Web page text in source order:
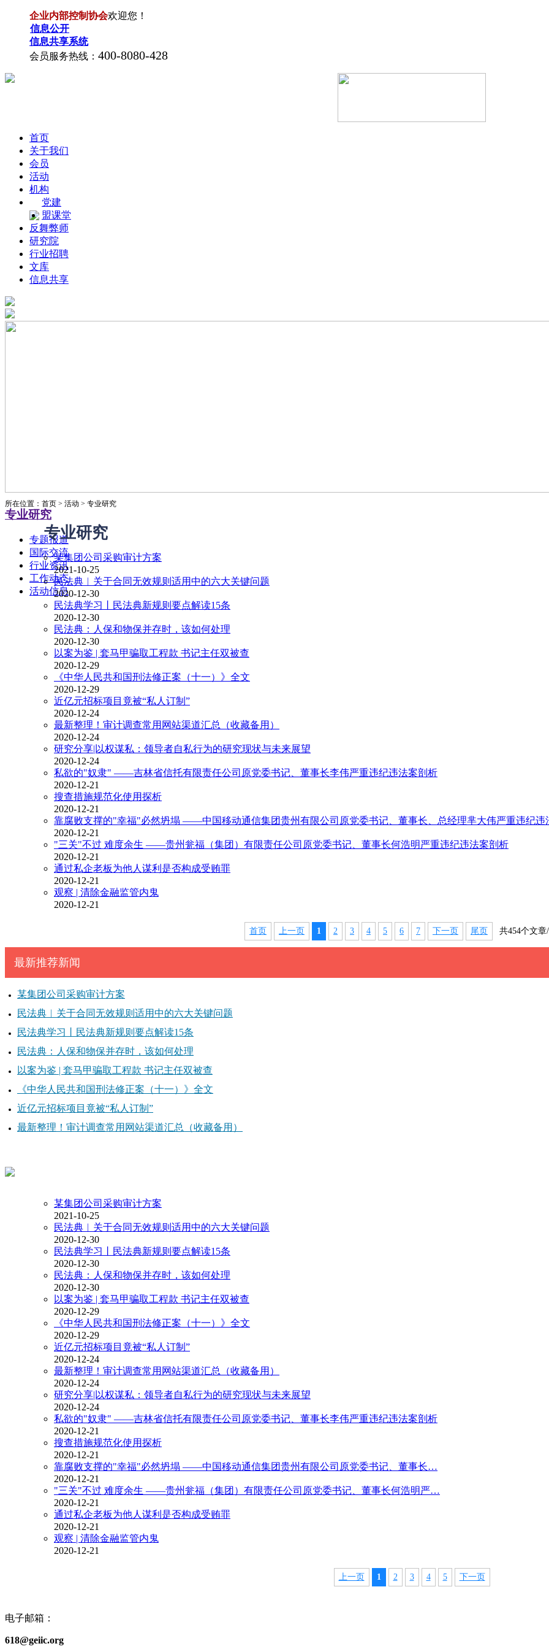
企业内部控制协会欢迎您！
信息公开
信息共享系统
会员服务热线： 400-8080-428
首页
关于我们
会员
活动
机构
党建
盟课堂
反舞弊师
研究院
行业招聘
文库
信息共享
专业研究
专题报道
国际交流
行业资讯
工作动态
活动信息
所在位置：首页 > 活动 > 专业研究
专业研究
某集团公司采购审计方案
2021-10-25
民法典︱关于合同无效规则适用中的六大关键问题
2020-12-30
民法典学习丨民法典新规则要点解读15条
2020-12-30
民法典：人保和物保并存时，该如何处理
2020-12-30
以案为鉴 | 套马甲骗取工程款 书记主任双被查
2020-12-29
《中华人民共和国刑法修正案（十一）》全文
2020-12-29
近亿元招标项目竟被“私人订制”
2020-12-24
最新整理！审计调查常用网站渠道汇总（收藏备用）
2020-12-24
研究分享|以权谋私：领导者自私行为的研究现状与未来展望
2020-12-24
私欲的"奴隶" ——吉林省信托有限责任公司原党委书记、董事长李伟严重违纪违法案剖析
2020-12-21
搜查措施规范化使用探析
2020-12-21
靠腐败支撑的"幸福"必然坍塌 ——中国移动通信集团贵州有限公司原党委书记、董事长、总经理芈大伟严重违纪违
2020-12-21
"三关"不过 难度余生 ——贵州瓮福（集团）有限责任公司原党委书记、董事长何浩明严重违纪违法案剖析
2020-12-21
通过私企老板为他人谋利是否构成受贿罪
2020-12-21
观察 | 清除金融监管内鬼
2020-12-21
首页 上一页 1 2 3 4 5 6 7 下一页 尾页 共454个文章
最新推荐新闻
某集团公司采购审计方案
民法典︱关于合同无效规则适用中的六大关键问题
民法典学习丨民法典新规则要点解读15条
民法典：人保和物保并存时，该如何处理
以案为鉴 | 套马甲骗取工程款 书记主任双被查
《中华人民共和国刑法修正案（十一）》全文
近亿元招标项目竟被“私人订制”
最新整理！审计调查常用网站渠道汇总（收藏备用）
某集团公司采购审计方案
2021-10-25
民法典︱关于合同无效规则适用中的六大关键问题
2020-12-30
民法典学习丨民法典新规则要点解读15条
2020-12-30
民法典：人保和物保并存时，该如何处理
2020-12-30
以案为鉴 | 套马甲骗取工程款 书记主任双被查
2020-12-29
《中华人民共和国刑法修正案（十一）》全文
2020-12-29
近亿元招标项目竟被“私人订制”
2020-12-24
最新整理！审计调查常用网站渠道汇总（收藏备用）
2020-12-24
研究分享|以权谋私：领导者自私行为的研究现状与未来展望
2020-12-24
私欲的"奴隶" ——吉林省信托有限责任公司原党委书记、董事长李伟严重违纪违法案剖析
2020-12-21
搜查措施规范化使用探析
2020-12-21
靠腐败支撑的"幸福"必然坍塌 ——中国移动通信集团贵州有限公司原党委书记、董事长…
2020-12-21
"三关"不过 难度余生 ——贵州瓮福（集团）有限责任公司原党委书记、董事长何浩明严…
2020-12-21
通过私企老板为他人谋利是否构成受贿罪
2020-12-21
观察 | 清除金融监管内鬼
2020-12-21
上一页 1 2 3 4 5 下一页
电子邮箱：
618@geiic.org